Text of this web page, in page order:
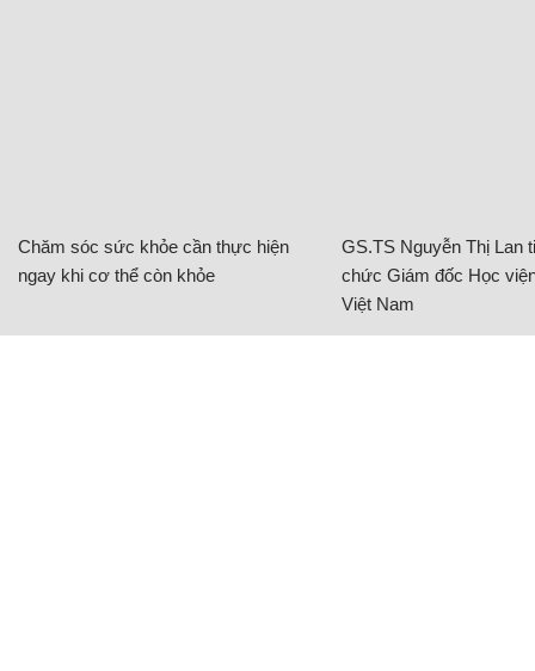
Chăm sóc sức khỏe cần thực hiện
ngay khi cơ thể còn khỏe
GS.TS Nguyễn Thị Lan
chức Giám đốc Học
Việt Nam